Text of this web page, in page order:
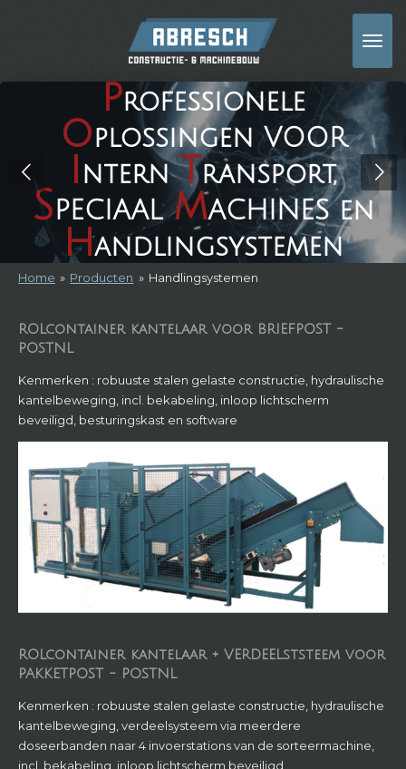
lexibiliteitduurzaamheid
continuïteit
Home Producten » Handlingsystemen
ROLcontainer kantelaar voor BRIEFPOST -
POSTNL
Kenmerken : robuuste stalen gelaste constructie, hydraulische
beveiligd, besturingskast en software
ROLcontainer kantelaar + VERDEELststeem voor
PAKKETPOST - POSTNL
Kenmerken : robuuste stalen gelaste constructie, hydraulische
doseerbanden naar 4 invoerstations van de sorteermachine,
incl. bekabeling, inloop lichtscherm beveiligd,
en software, turn key oplevering